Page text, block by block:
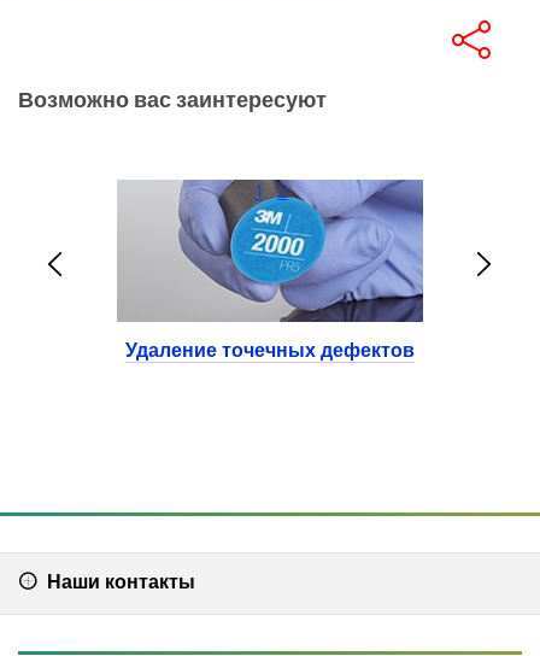
Возможно вас заинтересуют
Удаление точечных дефектов
1 2
Наши контакты